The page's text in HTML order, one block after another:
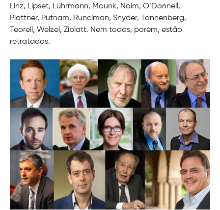
Linz, Lipset, Lührmann, Mounk, Naim, O’Donnell,
Plattner, Putnam, Runciman, Snyder, Tannenberg,
Teorell, Welzel, Ziblatt. Nem todos, porém, estão
retratados.